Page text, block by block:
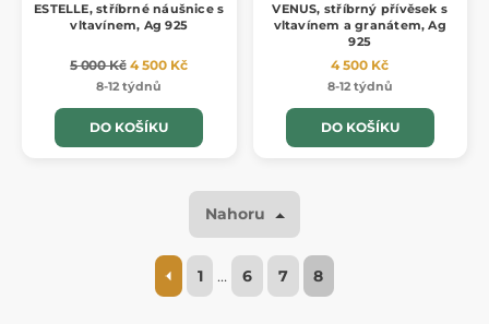
ESTELLE, stříbrné náušnice s
vltavínem, Ag 925
5 000 Kč 4 500 Kč
8-12 týdnů
DO KOŠÍKU
VENUS, stříbrný přívěsek s
vltavínem a granátem, Ag
925
4 500 Kč
8-12 týdnů
DO KOŠÍKU
Nahoru
1 … 6 7 8